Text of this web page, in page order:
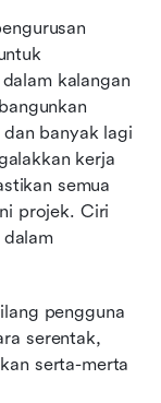
kalangan
banyak lagi
kerja
semua
projek. Ciri
pengguna
serentak,
serta-merta